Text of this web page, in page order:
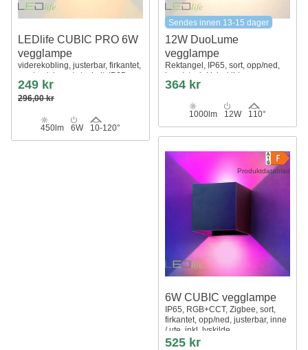
LEDlife CUBIC PRO 6W
vegglampe
viderekobling, justerbar, firkantet,
opp/ned, inne / ute, hvit, IP65,
inkl. lyskilde
249 kr
296,00 kr
450lm 6W 10-120°
Sendes innen 13-15 dager
12W DuoLume
vegglampe
Rektangel, IP65, sort, opp/ned,
inne/ute, inkl. lyskilde
364 kr
1000lm 12W 110°
Produktdatablad
6W CUBIC vegglampe
IP65, RGB+CCT, Zigbee, sort,
firkantet, opp/ned, justerbar, inne
/ ute, inkl. lyskilde
525 kr